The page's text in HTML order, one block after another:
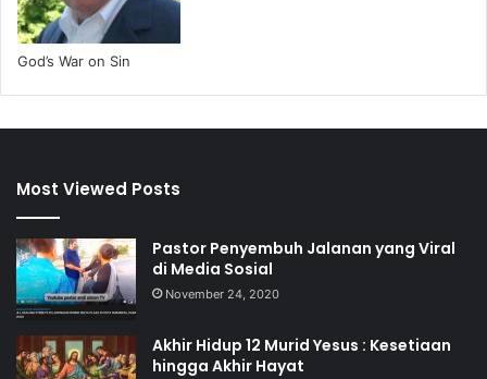
God’s War on Sin
Most Viewed Posts
Pastor Penyembuh Jalanan yang Viral
di Media Sosial
November 24, 2020
Akhir Hidup 12 Murid Yesus : Kesetiaan
hingga Akhir Hayat